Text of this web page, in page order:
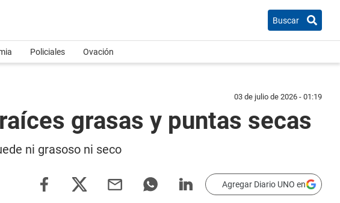
Buscar
Policiales Ovación
03 de julio de 2026 - 01:19
grasas y puntas secas
ni grasoso ni seco
Agregar Diario UNO en